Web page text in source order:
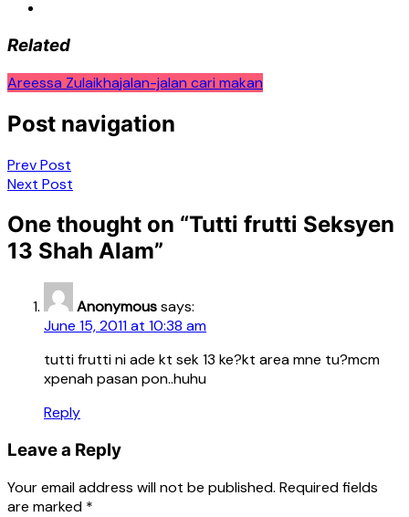
Related
Areessa Zulaikhajalan-jalan cari makan
Post navigation
Prev Post
Next Post
One thought on “Tutti frutti Seksyen
13 Shah Alam”
Anonymoussays:
June 15, 2011 at 10:38 am
tutti frutti ni ade kt sek 13 ke?kt area mne tu?mcm
xpenah pasan pon..huhu
Reply
Leave a Reply
Your email address will not be published. Required fields
are marked *